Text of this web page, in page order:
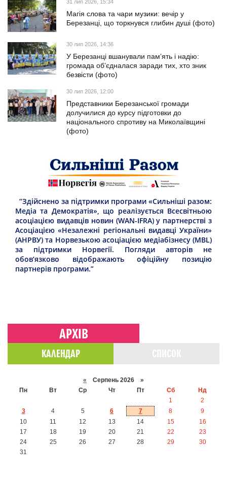
31 лип 2026, 15:34
Магія слова та чари музики: вечір у
Березанці, що торкнувся глибин душі (фото)
30 лип 2026, 14:36
У Березанці вшанували пам’ять і надію:
громада об’єдналася заради тих, хто зник
безвісти (фото)
30 лип 2026, 12:00
Представники Березанської громади
долучилися до курсу підготовки до
національного спротиву на Миколаївщині
(фото)
“Здійснено за підтримки програми «Сильніші разом:
Медіа та Демократія», що реалізується Всесвітньою
асоціацією видавців новин (WAN-IFRA) у партнерстві з
Асоціацією «Незалежні регіональні видавці України»
(АНРВУ) та Норвезькою асоціацією медіабізнесу (MBL)
за підтримки Норвегії. Погляди авторів не
обов’язково відображають офіційну позицію
партнерів програми.”
АРХІВ
КАЛЕНДАР
« Серпень 2026 »
Пн
Вт Ср Чт Пт Сб
Нд
1
2
3
4 5 6 7 8
9
10
11 12 13 14 15
16
17
18 19 20 21 22
23
24
25 26 27 28 29
30
31